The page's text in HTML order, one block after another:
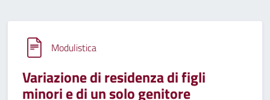
Modulistica
Variazione di residenza di figli
minori e di un solo genitore